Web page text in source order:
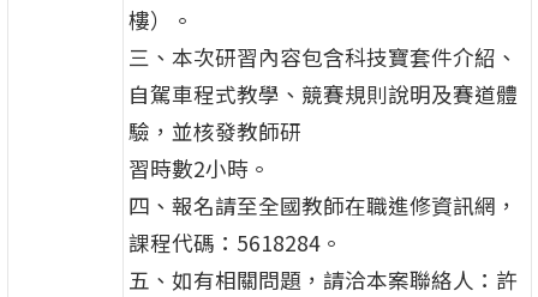
樓）。
三、本次研習內容包含科技寶套件介紹、
自駕車程式教學、競賽規則說明及賽道體
驗，並核發教師研
習時數2小時。
四、報名請至全國教師在職進修資訊網，
課程代碼：5618284。
五、如有相關問題，請洽本案聯絡人：許